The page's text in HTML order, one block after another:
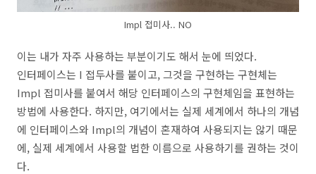
Impl 접미사.. NO
이는 내가 자주 사용하는 부분이기도 해서 눈에 띄었다.
인터페이스는 I 접두사를 붙이고, 그것을 구현하는 구현체는
Impl 접미사를 붙여서 해당 인터페이스의 구현체임을 표현하는
방법에 사용한다. 하지만, 여기에서는 실제 세계에서 하나의 개념
에 인터페이스와 Impl의 개념이 혼재하여 사용되지는 않기 때문
에, 실제 세계에서 사용할 법한 이름으로 사용하기를 권하는 것이
다.